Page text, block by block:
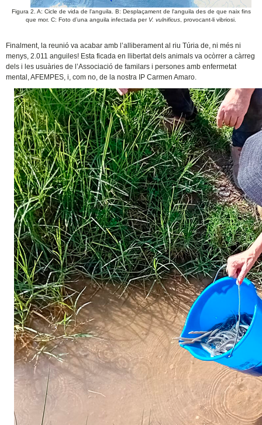
Figura 2. A: Cicle de vida de l'anguila. B: Desplaçament de l'anguila des de que naix fins
que mor. C: Foto d’una anguila infectada per V. vulnificus , provocant-li vibriosi.
Finalment, la reunió va acabar amb l’alliberament al riu Túria de, ni més ni
menys, 2.011 anguiles! Esta ficada en llibertat dels animals va ocòrrer a càrreg
dels i les usuàries de l’Associació de familars i persones amb enfermetat
mental, AFEMPES, i, com no, de la nostra IP Carmen Amaro.